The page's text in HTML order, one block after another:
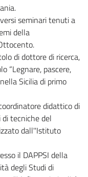
seminari tenuti a
della
di dottore di ricerca,
“Legnare, pascere,
Sicilia di primo
didattico di
tecniche del
dall''Istituto
il DAPPSI della
degli Studi di